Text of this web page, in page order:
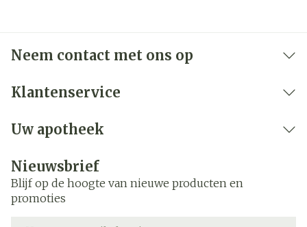
Neem contact met ons op
Klantenservice
Uw apotheek
Nieuwsbrief
Blijf op de hoogte van nieuwe producten en
promoties